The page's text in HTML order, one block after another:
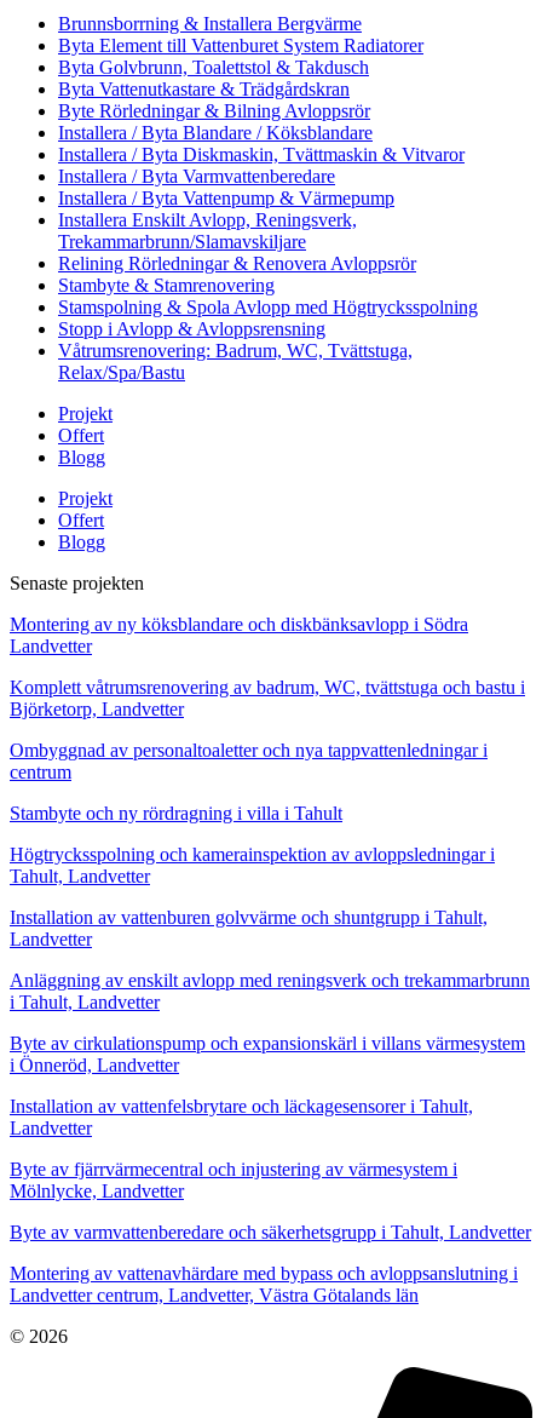
Brunnsborrning & Installera Bergvärme
Byta Element till Vattenburet System Radiatorer
Byta Golvbrunn, Toalettstol & Takdusch
Byta Vattenutkastare & Trädgårdskran
Byte Rörledningar & Bilning Avloppsrör
Installera / Byta Blandare / Köksblandare
Installera / Byta Diskmaskin, Tvättmaskin & Vitvaror
Installera / Byta Varmvattenberedare
Installera / Byta Vattenpump & Värmepump
Installera Enskilt Avlopp, Reningsverk,
Trekammarbrunn/Slamavskiljare
Relining Rörledningar & Renovera Avloppsrör
Stambyte & Stamrenovering
Stamspolning & Spola Avlopp med Högtrycksspolning
Stopp i Avlopp & Avloppsrensning
Våtrumsrenovering: Badrum, WC, Tvättstuga,
Relax/Spa/Bastu
Projekt
Offert
Blogg
Projekt
Offert
Blogg
Senaste projekten
Montering av ny köksblandare och diskbänksavlopp i Södra
Landvetter
Komplett våtrumsrenovering av badrum, WC, tvättstuga och bastu i
Björketorp, Landvetter
Ombyggnad av personaltoaletter och nya tappvattenledningar i
centrum
Stambyte och ny rördragning i villa i Tahult
Högtrycksspolning och kamerainspektion av avloppsledningar i
Tahult, Landvetter
Installation av vattenburen golvvärme och shuntgrupp i Tahult,
Landvetter
Anläggning av enskilt avlopp med reningsverk och trekammarbrunn
i Tahult, Landvetter
Byte av cirkulationspump och expansionskärl i villans värmesystem
i Önneröd, Landvetter
Installation av vattenfelsbrytare och läckagesensorer i Tahult,
Landvetter
Byte av fjärrvärmecentral och injustering av värmesystem i
Mölnlycke, Landvetter
Byte av varmvattenberedare och säkerhetsgrupp i Tahult, Landvetter
Montering av vattenavhärdare med bypass och avloppsanslutning i
Landvetter centrum, Landvetter, Västra Götalands län
© 2026